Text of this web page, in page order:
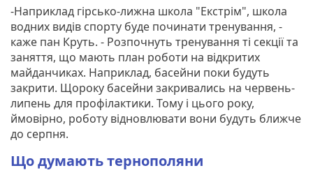
-Наприклад гірсько-лижна школа "Екстрім", школа
водних видів спорту буде починати тренування, -
каже пан Круть. - Розпочнуть тренування ті секції та
заняття, що мають план роботи на відкритих
майданчиках. Наприклад, басейни поки будуть
закрити. Щороку басейни закривались на червень-
липень для профілактики. Тому і цього року,
ймовірно, роботу відновлювати вони будуть ближче
до серпня.
Що думають тернополяни